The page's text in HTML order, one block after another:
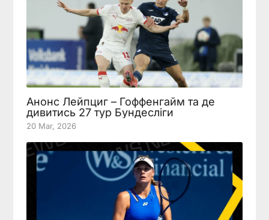
Анонс Лейпциг – Гоффенгайм та де
дивитись 27 тур Бундесліги
20 Mar, 2026